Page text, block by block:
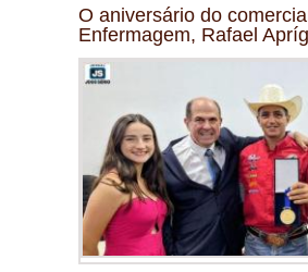
O aniversário do
Enfermagem, Rafael